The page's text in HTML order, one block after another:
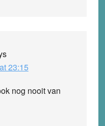
23:15
nog nooit van